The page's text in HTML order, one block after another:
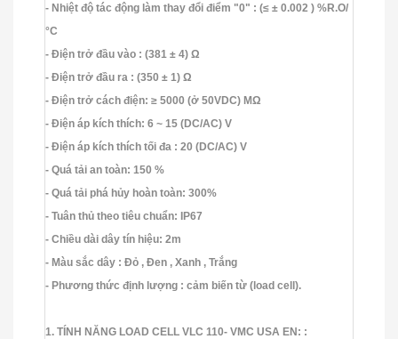
- Nhiệt độ tác động làm thay đổi điểm "0" : (≤ ± 0.002 ) %R.O/
°C
- Điện trở đầu vào : (381 ± 4) Ω
- Điện trở đầu ra : (350 ± 1) Ω
- Điện trở cách điện: ≥ 5000 (ở 50VDC) MΩ
- Điện áp kích thích: 6 ~ 15 (DC/AC) V
- Điện áp kích thích tối đa : 20 (DC/AC) V
- Quá tải an toàn: 150 %
- Quá tải phá hủy hoàn toàn: 300%
- Tuân thủ theo tiêu chuẩn: IP67
- Chiều dài dây tín hiệu: 2m
- Màu sắc dây : Đỏ , Đen , Xanh , Trắng
- Phương thức định lượng : cảm biến từ (load cell).
1. TÍNH NĂNG LOAD CELL VLC 110- VMC USA EN: :